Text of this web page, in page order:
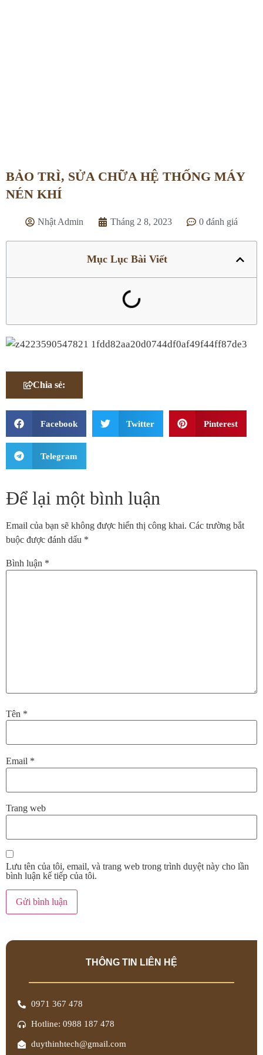
BẢO TRÌ, SỬA CHỮA HỆ THỐNG MÁY
NÉN KHÍ
Nhật Admin Tháng 2 8, 2023 0 đánh giá
Mục Lục Bài Viết
Chia sẻ:
Facebook Twitter Pinterest
Telegram
Để lại một bình luận
Email của bạn sẽ không được hiển thị công khai. Các trường bắt
buộc được đánh dấu *
Bình luận *
Tên *
Email *
Trang web
Lưu tên của tôi, email, và trang web trong trình duyệt này cho lần
bình luận kế tiếp của tôi.
THÔNG TIN LIÊN HỆ
0971 367 478
Hotline: 0988 187 478
duythinhtech@gmail.com